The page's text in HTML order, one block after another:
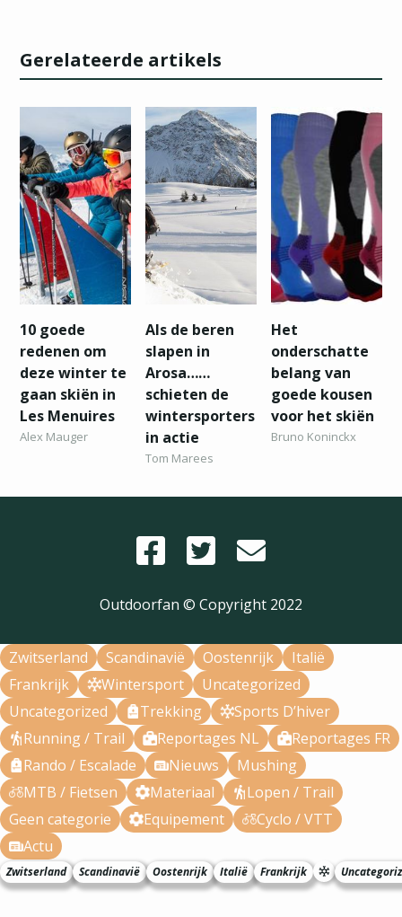
Gerelateerde artikels
10 goede
redenen om
deze winter te
gaan skiën in
Les Menuires
Alex Mauger
Als de beren
slapen in
Arosa……
schieten de
wintersporters
in actie
Tom Marees
Het
onderschatte
belang van
goede kousen
voor het skiën
Bruno Koninckx
Outdoorfan © Copyright 2022
Zwitserland Scandinavië Oostenrijk
Italië
Frankrijk
Wintersport
Uncategorized
Uncategorized
Trekking
Sports D’hiver
Running / Trail
Reportages NL
Reportages FR
Rando / Escalade
Nieuws
Mushing
MTB / Fietsen
Materiaal
Lopen / Trail
Geen categorie
Equipement
Cyclo / VTT
Actu
Zwitserland Scandinavië Oostenrijk Italië Frankrijk